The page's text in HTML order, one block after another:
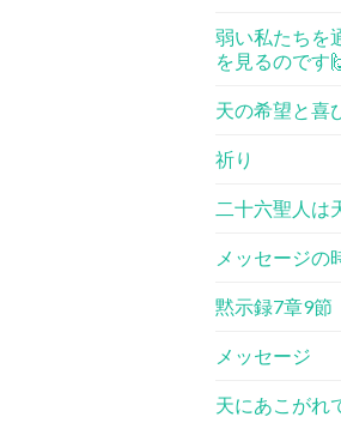
弱い私たちを
を見るのです
天の希望と喜
祈り
二十六聖人は
メッセージの
黙示録7章9節
メッセージ
天にあこがれ